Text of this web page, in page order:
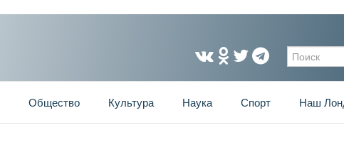
Общество Культура Наука Спорт Наш